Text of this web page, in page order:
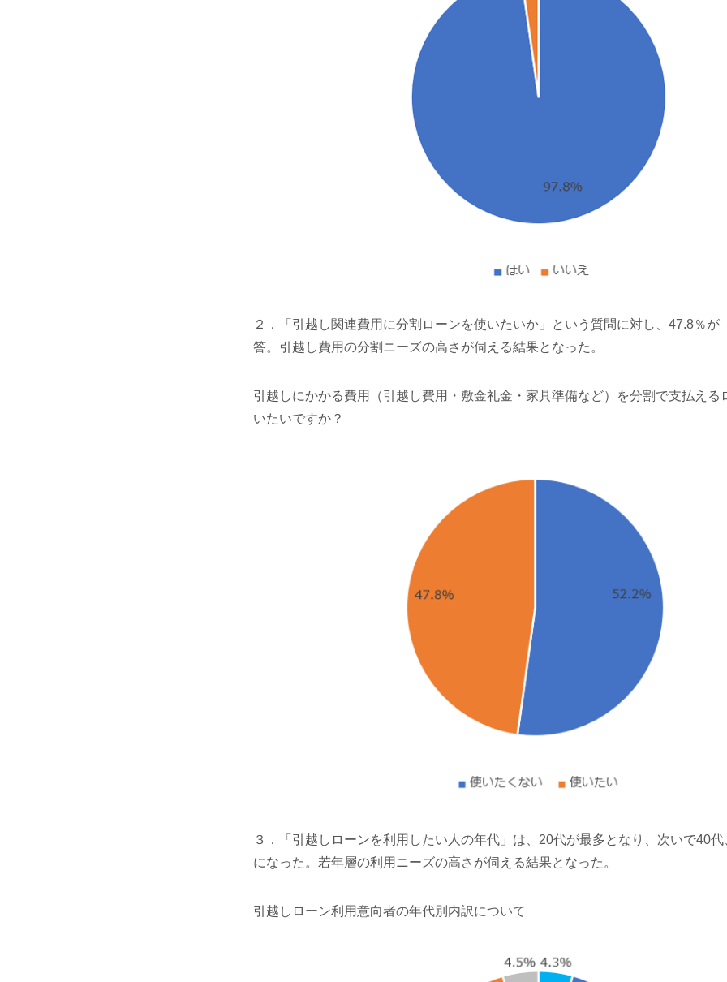
２．「引越し関連費用に分割ローンを使いたいか」という質問に対し、47.8％が
答。引越し費用の分割ニーズの高さが伺える結果となった。
引越しにかかる費用（引越し費用・敷金礼金・家具準備など）を分割で支払える
いたいですか？
３．「引越しローンを利用したい人の年代」は、20代が最多となり、次いで40
になった。若年層の利用ニーズの高さが伺える結果となった。
引越しローン利用意向者の年代別内訳について